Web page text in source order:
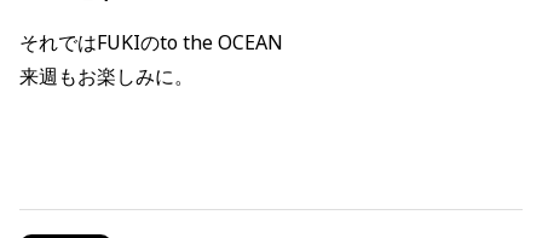
それではFUKIのto the OCEAN
来週もお楽しみに。